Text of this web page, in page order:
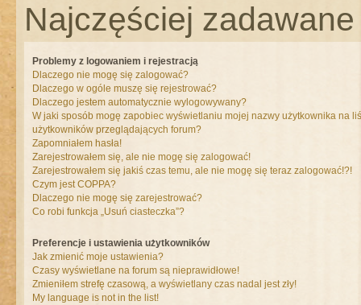
Najczęściej
Problemy z logowaniem i rejestracją
Dlaczego nie mogę się zalogować?
Dlaczego w ogóle muszę się rejestrować?
Dlaczego jestem automatycznie wylogowywany?
W jaki sposób mogę zapobiec wyświetlaniu mojej nazwy użytkownika na
użytkowników przeglądających forum?
Zapomniałem hasła!
Zarejestrowałem się, ale nie mogę się zalogować!
Zarejestrowałem się jakiś czas temu, ale nie mogę się teraz zalogować!?!
Czym jest COPPA?
Dlaczego nie mogę się zarejestrować?
Co robi funkcja „Usuń ciasteczka”?
Preferencje i ustawienia użytkowników
Jak zmienić moje ustawienia?
Czasy wyświetlane na forum są nieprawidłowe!
Zmieniłem strefę czasową, a wyświetlany czas nadal jest zły!
My language is not in the list!